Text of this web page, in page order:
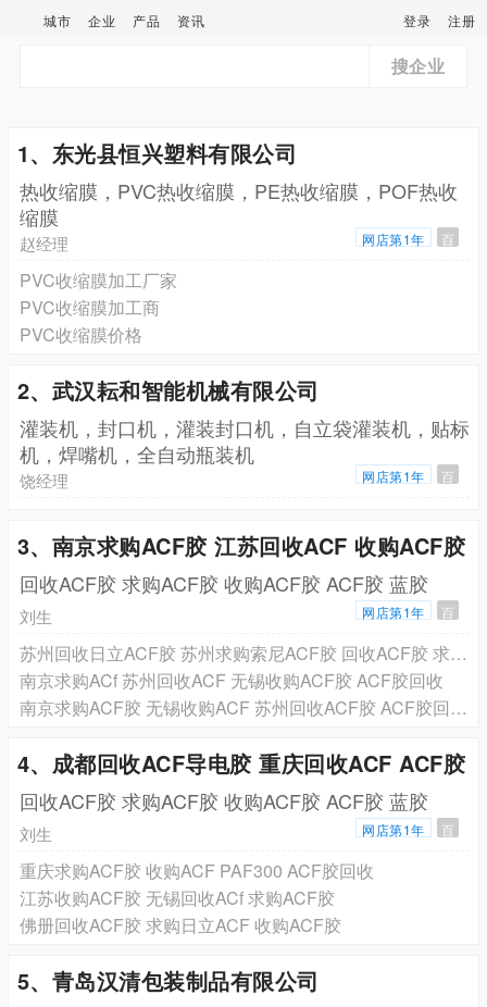
城市 企业 产品 资讯 登录 注册
搜企业
1、东光县恒兴塑料有限公司
热收缩膜，PVC热收缩膜，PE热收缩膜，POF热收
缩膜
赵经理 网店第1年 百
PVC收缩膜加工厂家
PVC收缩膜加工商
PVC收缩膜价格
2、武汉耘和智能机械有限公司
灌装机，封口机，灌装封口机，自立袋灌装机，贴标
机，焊嘴机，全自动瓶装机
饶经理 网店第1年 百
3、南京求购ACF胶 江苏回收ACF 收购ACF胶
回收ACF胶 求购ACF胶 收购ACF胶 ACF胶 蓝胶
刘生 网店第1年 百
苏州回收日立ACF胶 苏州求购索尼ACF胶 回收ACF胶 求购ACF胶 ACF胶回收 ACF胶
南京求购ACf 苏州回收ACF 无锡收购ACF胶 ACF胶回收
南京求购ACF胶 无锡收购ACF 苏州回收ACF胶 ACF胶回收 AC835 PAF300C
4、成都回收ACF导电胶 重庆回收ACF ACF胶
回收ACF胶 求购ACF胶 收购ACF胶 ACF胶 蓝胶
刘生 网店第1年 百
重庆求购ACF胶 收购ACF PAF300 ACF胶回收
江苏收购ACF胶 无锡回收ACf 求购ACF胶
佛册回收ACF胶 求购日立ACF 收购ACF胶
5、青岛汉清包装制品有限公司